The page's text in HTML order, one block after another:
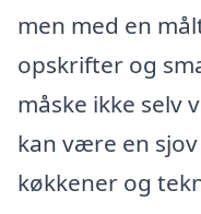
men med en
opskrifter og
måske ikke selv
kan være en
køkkener og